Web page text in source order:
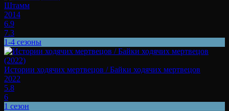
Штамм
2014
6.9
7.3
1-4 сезоны
Истории ходячих мертвецов / Байки ходячих мертвецов
2022
5.8
6
1 сезон